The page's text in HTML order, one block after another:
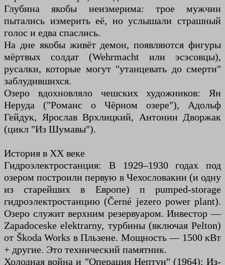
Глубина якобы неизмерима: трое мужчин
пытались измерить её, но услышали страшный
голос и едва спаслись.
На дне якобы живёт демон, появляются фигуры
мёртвых солдат (Wehrmacht или эсэсовцы),
русалки, которые могут "утанцевать до смерти"
заблудившихся.
Озеро вдохновляло чешских художников: Ян
Неруда ("Романс о Чёрном озере"), Адольф
Гейдук, Ярослав Врхлицкий, Антонин Дворжак
(цикл "Из Шумавы").
История в XX веке
Гидроэлектростанция: В 1929–1930 годах под
озером построили первую в Чехословакии (и одну
из старейших в Европе) п pumped-storage
гидроэлектростанцию (Černé jezero power plant).
Озеро служит верхним резервуаром. Инвестор —
Zapadoceske elektrarny, турбины (включая Pelton)
от Škoda Works в Пльзене. Мощность — 1500 кВт
+ другие. Это технический памятник.
Холодная война и "Операция Нептун" (1964): Из-